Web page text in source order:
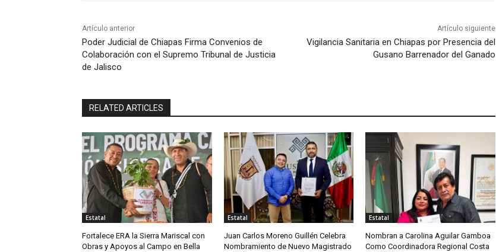
Artículo anterior
Poder Judicial de Chiapas Firma Convenios de
Colaboración con el Supremo Tribunal de Justicia
de Jalisco
Artículo siguiente
Vigilancia Sanitaria en Chiapas por Presencia del
Gusano Barrenador del Ganado
RELATED ARTICLES
Estatal
Fortalece ERA la Sierra Mariscal con
Obras y Apoyos al Campo en Bella
Estatal
Juan Carlos Moreno Guillén Celebra
Nombramiento de Nuevo Magistrado
Estatal
Nombran a Carolina Aguilar Gamboa
Como Coordinadora Regional Costa